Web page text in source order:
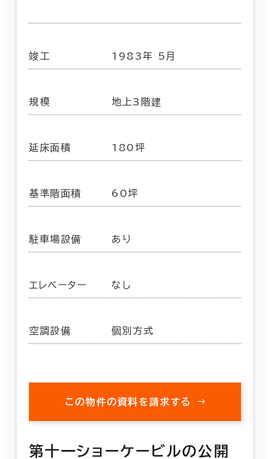
竣工 1983年 5月
規模 地上3階建
延床面積 180坪
基準階面積 60坪
駐車場設備 あり
エレベーター なし
空調設備 個別方式
この物件の資料を請求する
第十一ショーケービルの公開